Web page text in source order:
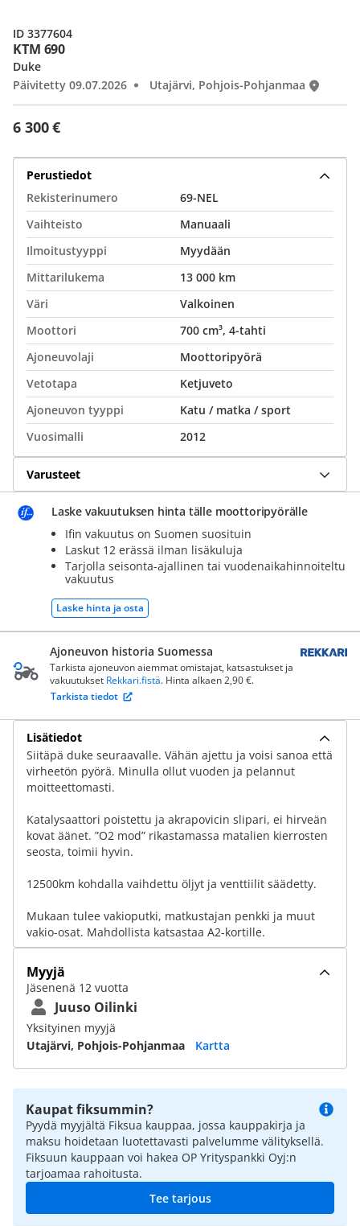
KTM 690
6 300 €
Duke
Päivitetty 09.07.2026
Utajärvi, Pohjois-Pohjanmaa
ID 3377604
Perustiedot
Rekisterinumero
69-NEL
Vaihteisto
Manuaali
Ilmoitustyyppi
Myydään
Mittarilukema
13 000 km
Väri
Valkoinen
Moottori
700 cm³, 4-tahti
Ajoneuvolaji
Moottoripyörä
Vetotapa
Ketjuveto
Ajoneuvon tyyppi
Katu / matka / sport
Vuosimalli
2012
Varusteet
Laske vakuutuksen hinta tälle moottoripyörälle
Ifin vakuutus on Suomen suosituin
Laskut 12 erässä ilman lisäkuluja
Tarjolla seisonta-ajallinen tai vuodenaikahinnoiteltu
vakuutus
Laske hinta ja osta
Ajoneuvon historia Suomessa
Tarkista ajoneuvon aiemmat omistajat, katsastukset ja
vakuutukset Rekkari.fistä. Hinta alkaen 2,90 €.
Tarkista tiedot
Lisätiedot
Siitäpä duke seuraavalle. Vähän ajettu ja voisi sanoa että
virheetön pyörä. Minulla ollut vuoden ja pelannut
moitteettomasti.
Katalysaattori poistettu ja akrapovicin slipari, ei hirveän
kovat äänet. ”O2 mod” rikastamassa matalien kierrosten
seosta, toimii hyvin.
12500km kohdalla vaihdettu öljyt ja venttiilit säädetty.
Mukaan tulee vakioputki, matkustajan penkki ja muut
vakio-osat. Mahdollista katsastaa A2-kortille.
Myyjä
Jäsenenä 12 vuotta
Juuso Oilinki
Yksityinen myyjä
Utajärvi, Pohjois-Pohjanmaa
Kartta
Kaupat fiksummin?
Pyydä myyjältä Fiksua kauppaa, jossa kauppakirja ja
maksu hoidetaan luotettavasti palvelumme välityksellä.
Fiksuun kauppaan voi hakea OP Yrityspankki Oyj:n
tarjoamaa rahoitusta.
Tee tarjous